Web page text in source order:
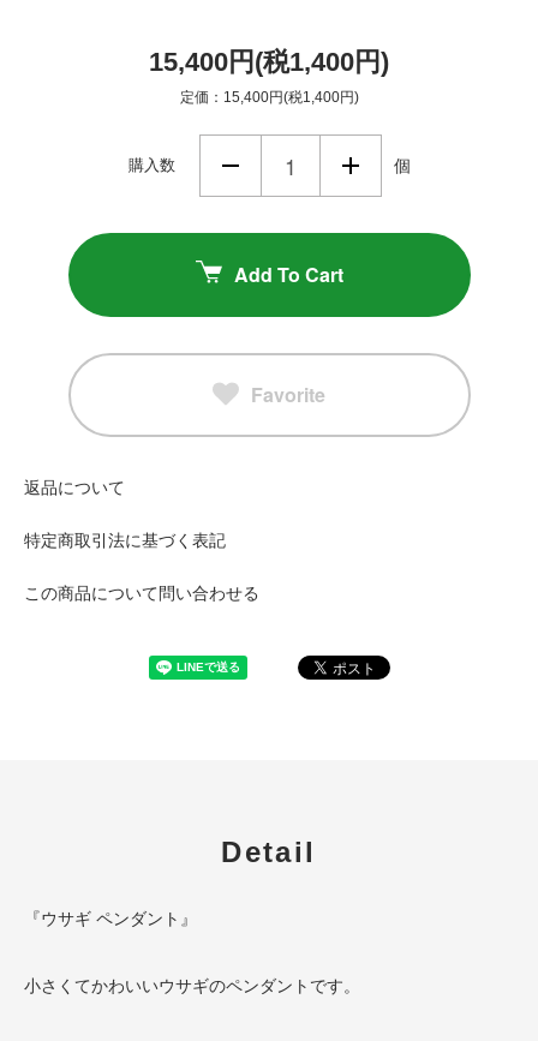
15,400円(税1,400円)
定価：15,400円(税1,400円)
購入数 個
Add To Cart
Favorite
返品について
特定商取引法に基づく表記
この商品について問い合わせる
Detail
『ウサギ ペンダント』
小さくてかわいいウサギのペンダントです。